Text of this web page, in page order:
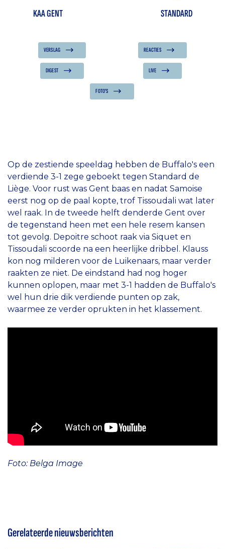
KAA GENT STANDARD
VERSLAG REACTIES
DIGEST LIVE
FOTO'S
Op de zestiende speeldag hebben de Buffalo's een
verdiende 3-1 zege geboekt tegen Standard de
Liège. Voor rust was Gent baas en nadat Samoise
eerst nog op de paal kopte, trof Tissoudali wat later
wel raak. In de tweede helft denderde Gent over
de tegenstand heen met een hele resem kansen
tot gevolg. Depoitre schoot raak via Siquet en
Tissoudali scoorde na een heerlijke dribbel. Klauss
kon nog milderen voor de Luikenaars, maar verder
raakten ze niet. De eindstand had nog hoger
kunnen oplopen, maar met 3-1 hadden de Buffalo's
wel hun drie dik verdiende punten op zak,
waarmee ze verder oprukten in het klassement.
Foto: Belga Image
Gerelateerde nieuwsberichten